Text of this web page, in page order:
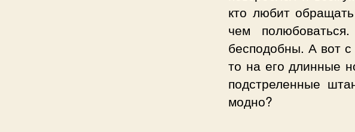
кто любит
чем
бесподобны. А вот
то на его длинные
подстреленные
модно?